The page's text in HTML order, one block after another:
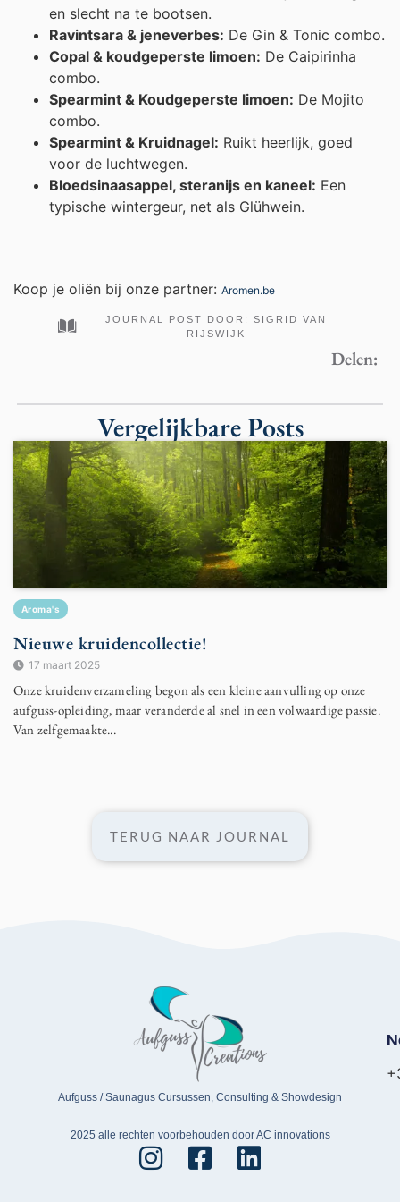
en slecht na te bootsen.
Ravintsara & jeneverbes: De Gin & Tonic combo.
Copal & koudgeperste limoen: De Caipirinha
combo.
Spearmint & Koudgeperste limoen: De Mojito
combo.
Spearmint & Kruidnagel: Ruikt heerlijk, goed
voor de luchtwegen.
Bloedsinaasappel, steranijs en kaneel: Een
typische wintergeur, net als Glühwein.
Koop je oliën bij onze partner: Aromen.be
JOURNAL POST DOOR: SIGRID VAN
RIJSWIJK
Delen:
Vergelijkbare Posts
Aroma's
Nieuwe kruidencollectie!
17 maart 2025
Onze kruidenverzameling begon als een kleine aanvulling op onze
aufguss-opleiding, maar veranderde al snel in een volwaardige passie.
Van zelfgemaakte...
TERUG NAAR JOURNAL
Aufguss / Saunagus Cursussen, Consulting & Showdesign
2025 alle rechten voorbehouden door AC innovations